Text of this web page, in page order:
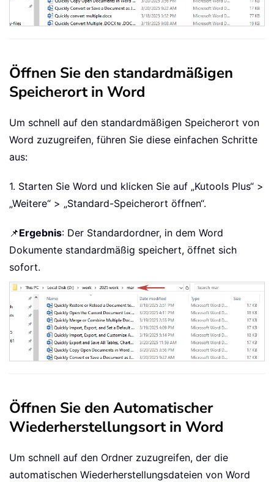
Öffnen Sie den standardmäßigen
Speicherort in Word
Um schnell auf den standardmäßigen Speicherort von
Word zuzugreifen, führen Sie diese einfachen Schritte
aus:
1. Starten Sie Word und klicken Sie auf „Kutools Plus“ >
„Weitere“ > „Standard-Speicherort öffnen“.
📌Ergebnis: Der Standardordner, in dem Word
Dokumente standardmäßig speichert, öffnet sich
sofort.
Öffnen Sie den Automatischer
Wiederherstellungsort in Word
Um schnell auf den Ordner zuzugreifen, der die
automatischen Wiederherstellungsdateien von Word